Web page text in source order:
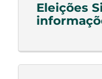
Eleições